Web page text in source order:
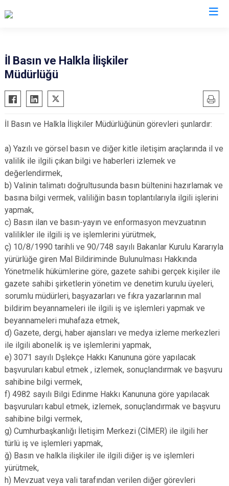
İl Basın ve Halkla İlişkiler
Müdürlüğü
İl Basın ve Halkla İlişkiler Müdürlüğünün görevleri şunlardır:
a) Yazılı ve görsel basın ve diğer kitle iletişim araçlarında il ve
valilik ile ilgili çıkan bilgi ve haberleri izlemek ve
değerlendirmek,
b) Valinin talimatı doğrultusunda basın bültenini hazırlamak ve
basına bilgi vermek, valiliğin basın toplantılarıyla ilgili işlerini
yapmak,
c) Basın ilan ve basın-yayın ve enformasyon mevzuatının
valilikler ile ilgili iş ve işlemlerini yürütmek,
ç) 10/8/1990 tarihli ve 90/748 sayılı Bakanlar Kurulu Kararıyla
yürürlüğe giren Mal Bildiriminde Bulunulması Hakkında
Yönetmelik hükümlerine göre, gazete sahibi gerçek kişiler ile
gazete sahibi şirketlerin yönetim ve denetim kurulu üyeleri,
sorumlu müdürleri, başyazarları ve fıkra yazarlarının mal
bildirim beyannameleri ile ilgili iş ve işlemleri yapmak ve
beyannameleri muhafaza etmek,
d) Gazete, dergi, haber ajansları ve medya izleme merkezleri
ile ilgili abonelik iş ve işlemlerini yapmak,
e) 3071 sayılı Dşlekçe Hakkı Kanununa göre yapılacak
başvuruları kabul etmek , izlemek, sonuçlandırmak ve başvuru
sahibine bilgi vermek,
f) 4982 sayılı Bilgi Edinme Hakkı Kanununa göre yapılacak
başvuruları kabul etmek, izlemek, sonuçlandırmak ve başvuru
sahibine bilgi vermek,
g) Cumhurbaşkanlığı İletişim Merkezi (CİMER) ile ilgili her
türlü iş ve işlemleri yapmak,
ğ) Basın ve halkla ilişkiler ile ilgili diğer iş ve işlemleri
yürütmek,
h) Mevzuat veya vali tarafından verilen diğer görevleri